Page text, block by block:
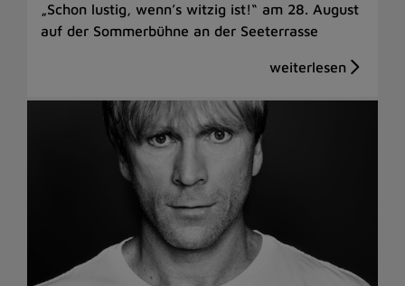
„Schon lustig, wenn’s witzig ist!“ am 28. August
auf der Sommerbühne an der Seeterrasse